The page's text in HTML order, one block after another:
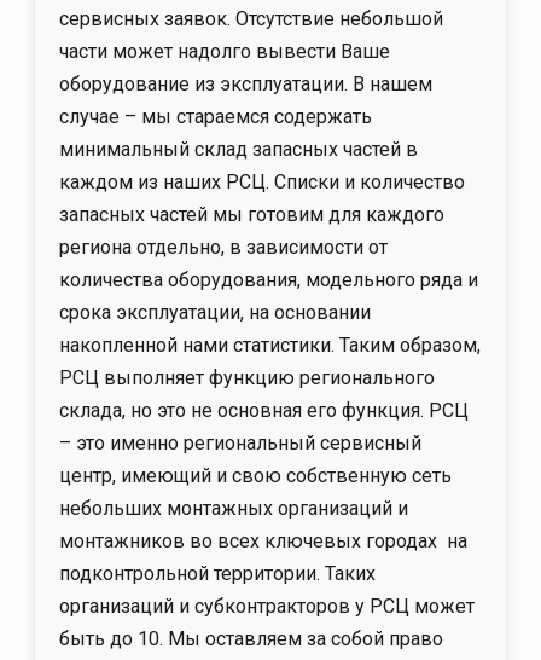
сервисных заявок. Отсутствие небольшой
части может надолго вывести Ваше
оборудование из эксплуатации. В нашем
случае – мы стараемся содержать
минимальный склад запасных частей в
каждом из наших РСЦ. Списки и количество
запасных частей мы готовим для каждого
региона отдельно, в зависимости от
количества оборудования, модельного ряда и
срока эксплуатации, на основании
накопленной нами статистики. Таким образом,
РСЦ выполняет функцию регионального
склада, но это не основная его функция. РСЦ
– это именно региональный сервисный
центр, имеющий и свою собственную сеть
небольших монтажных организаций и
монтажников во всех ключевых городах на
подконтрольной территории. Таких
организаций и субконтракторов у РСЦ может
быть до 10. Мы оставляем за собой право